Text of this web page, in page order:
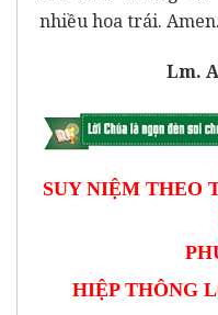
nhiều hoa trái. Amen.
Lm.
SUY NIỆM THEO
HIỆP THÔNG